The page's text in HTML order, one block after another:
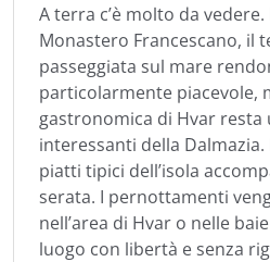
A terra c’è molto da
Monastero Francescano, il
passeggiata sul mare
particolarmente piacevole,
gastronomica di Hvar resta
interessanti della
piatti tipici dell’isola
serata. I pernottamenti
nell’area di Hvar o nelle
luogo con libertà e senza